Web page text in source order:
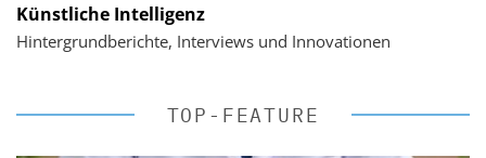
Künstliche Intelligenz
Hintergrundberichte, Interviews und Innovationen
TOP-FEATURE